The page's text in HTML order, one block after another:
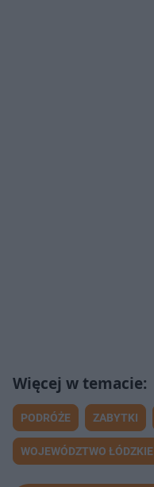
PODRÓŻE ZABYTKI
WOJEWÓDZTWO ŁÓDZKIE